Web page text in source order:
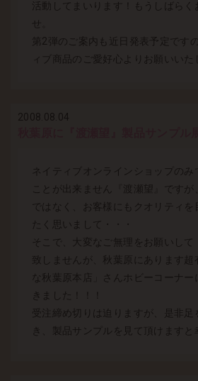
活動してまいります！もうしばらく
せ。
第2弾のご案内も近日発表予定です
ィブ商品のご愛好心よりお願いいた
2008.08.04
ネイティブオンラインショップの
ことが出来ません『渡瀬望』ですが
ではなく、お客様にもクオリティを
たく思いまして・・・
そこで、大変なご無理をお願いして
致しませんが、秋葉原にあります超
な秋葉原本店」さんホビーコーナー
きました！！！
受注締め切りは迫りますが、是非足
き、製品サンプルを見て頂けますと